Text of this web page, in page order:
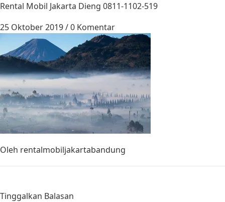
Rental Mobil Jakarta Dieng 0811-1102-519
25 Oktober 2019/0 Komentar
Oleh rentalmobiljakartabandung
Tinggalkan Balasan